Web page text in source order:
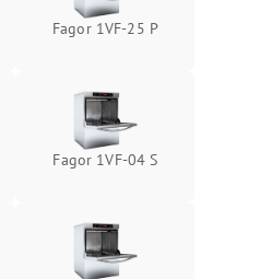
Fagor 1VF-25 P
Fagor 1VF-04 S